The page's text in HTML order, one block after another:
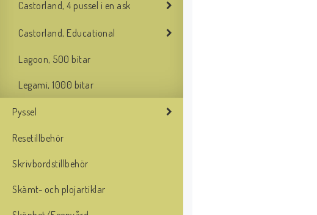
Castorland, 4 pussel i en ask
Castorland, Educational
Lagoon, 500 bitar
Legami, 1000 bitar
Pyssel
Resetillbehör
Skrivbordstillbehör
Skämt- och plojartiklar